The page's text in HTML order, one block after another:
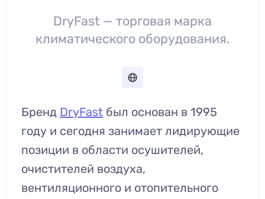
DryFast — торговая марка
климатического оборудования.
Бренд DryFast был основан в 1995
году и сегодня занимает лидирующие
позиции в области осушителей,
очистителей воздуха,
вентиляционного и отопительного